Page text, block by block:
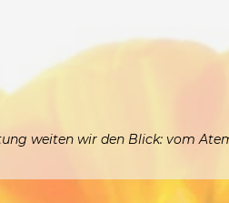
weiten wir den Blick: vom